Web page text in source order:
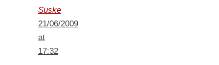
Suske
21/06/2009
at
17:32